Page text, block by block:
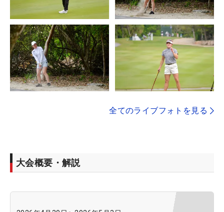
全てのライブフォトを見る
大会概要・解説